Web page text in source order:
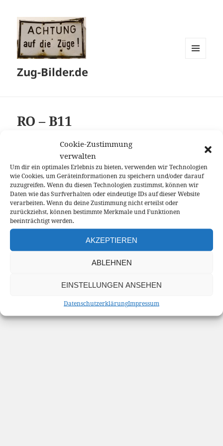
Cookie-Zustimmung
verwalten
Um dir ein optimales Erlebnis zu bieten, verwenden wir Technologien
wie Cookies, um Geräteinformationen zu speichern und/oder darauf
zuzugreifen. Wenn du diesen Technologien zustimmst, können wir
Daten wie das Surfverhalten oder eindeutige IDs auf dieser Website
verarbeiten. Wenn du deine Zustimmung nicht erteilst oder
zurückziehst, können bestimmte Merkmale und Funktionen
beeinträchtigt werden.
AKZEPTIEREN
ABLEHNEN
EINSTELLUNGEN ANSEHEN
DatenschutzerklärungImpressum
Zug-Bilder.de
RO – B11
RO-CFR CALATORI
08.06.2019
Wien Hbf
D 347 „Dacia“
Wien Hbf –
Stolz präsentiert von WordPress